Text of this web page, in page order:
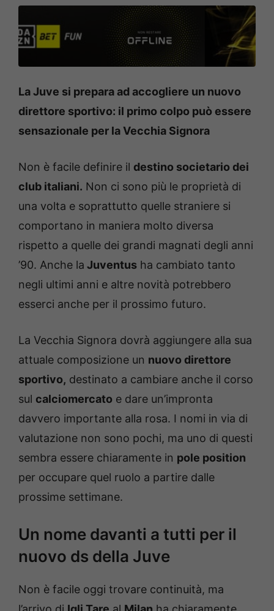
La Juve si prepara ad accogliere un nuovo
direttore sportivo: il primo colpo può essere
sensazionale per la Vecchia Signora
Non è facile definire il destino societario dei
club italiani. Non ci sono più le proprietà di
una volta e soprattutto quelle straniere si
comportano in maniera molto diversa
rispetto a quelle dei grandi magnati degli anni
’90. Anche la Juventus ha cambiato tanto
negli ultimi anni e altre novità potrebbero
esserci anche per il prossimo futuro.
La Vecchia Signora dovrà aggiungere alla sua
attuale composizione un nuovo direttore
sportivo, destinato a cambiare anche il corso
sul calciomercato e dare un’impronta
davvero importante alla rosa. I nomi in via di
valutazione non sono pochi, ma uno di questi
sembra essere chiaramente in pole position
per occupare quel ruolo a partire dalle
prossime settimane.
Un nome davanti a tutti per il
nuovo ds della Juve
Non è facile oggi trovare continuità, ma